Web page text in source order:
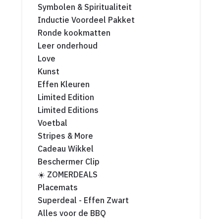
Symbolen & Spiritualiteit
Inductie Voordeel Pakket
Ronde kookmatten
Leer onderhoud
Love
Kunst
Effen Kleuren
Limited Edition
Limited Editions
Voetbal
Stripes & More
Cadeau Wikkel
Beschermer Clip
☀️ ZOMERDEALS
Placemats
Superdeal - Effen Zwart
Alles voor de BBQ